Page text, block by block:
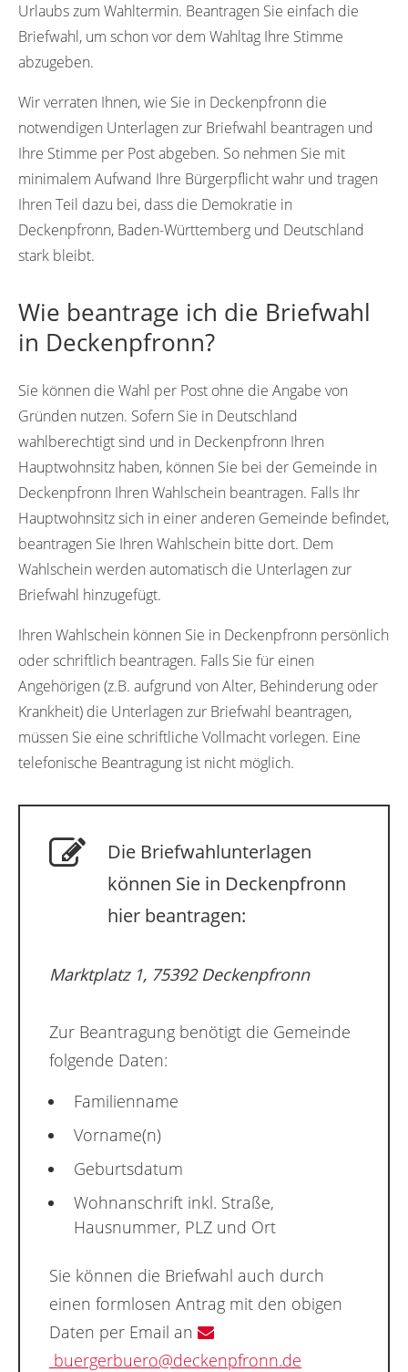
Urlaubs zum Wahltermin. Beantragen Sie einfach die
Briefwahl, um schon vor dem Wahltag Ihre Stimme
abzugeben.
Wir verraten Ihnen, wie Sie in Deckenpfronn die
notwendigen Unterlagen zur Briefwahl beantragen und
Ihre Stimme per Post abgeben. So nehmen Sie mit
minimalem Aufwand Ihre Bürgerpflicht wahr und tragen
Ihren Teil dazu bei, dass die Demokratie in
Deckenpfronn, Baden-Württemberg und Deutschland
stark bleibt.
Wie beantrage ich die Briefwahl
in Deckenpfronn?
Sie können die Wahl per Post ohne die Angabe von
Gründen nutzen. Sofern Sie in Deutschland
wahlberechtigt sind und in Deckenpfronn Ihren
Hauptwohnsitz haben, können Sie bei der Gemeinde in
Deckenpfronn Ihren Wahlschein beantragen. Falls Ihr
Hauptwohnsitz sich in einer anderen Gemeinde befindet,
beantragen Sie Ihren Wahlschein bitte dort. Dem
Wahlschein werden automatisch die Unterlagen zur
Briefwahl hinzugefügt.
Ihren Wahlschein können Sie in Deckenpfronn persönlich
oder schriftlich beantragen. Falls Sie für einen
Angehörigen (z.B. aufgrund von Alter, Behinderung oder
Krankheit) die Unterlagen zur Briefwahl beantragen,
müssen Sie eine schriftliche Vollmacht vorlegen. Eine
telefonische Beantragung ist nicht möglich.
Die Briefwahlunterlagen
können Sie in Deckenpfronn
hier beantragen:
Marktplatz 1, 75392 Deckenpfronn
Zur Beantragung benötigt die Gemeinde
folgende Daten:
Familienname
Vorname(n)
Geburtsdatum
Wohnanschrift inkl. Straße,
Hausnummer, PLZ und Ort
Sie können die Briefwahl auch durch
einen formlosen Antrag mit den obigen
Daten per Email an
buergerbuero@deckenpfronn.de